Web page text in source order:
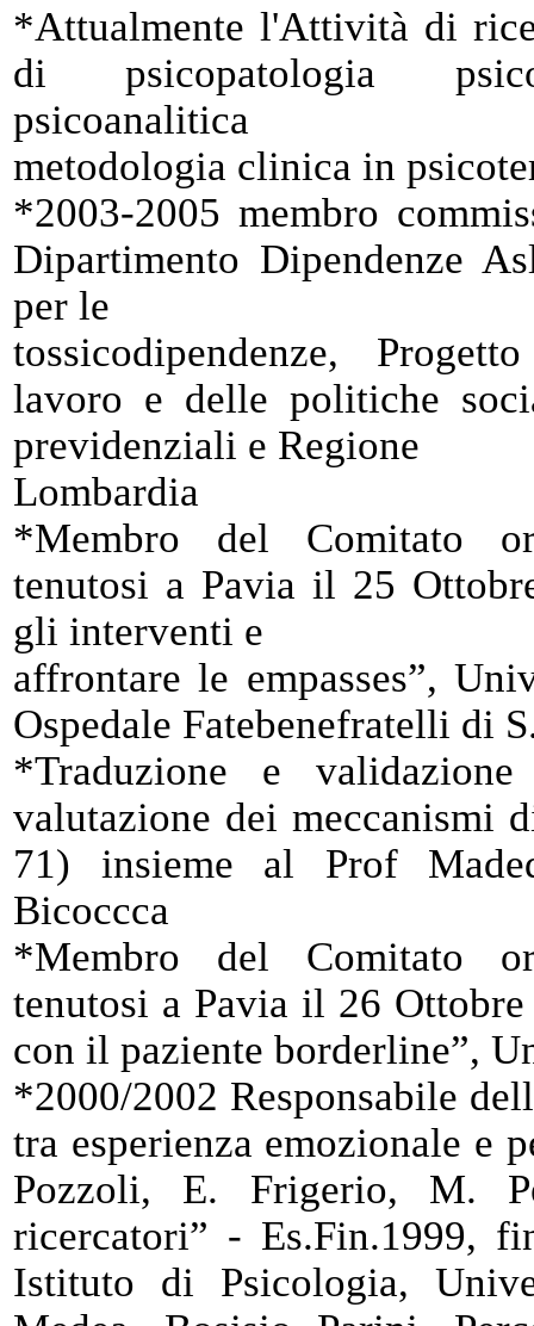
*Attualmente l'Attività di
di psicopatologia
psicoanalitica
metodologia clinica in
*2003-2005 membro
Dipartimento Dipendenze
per le
tossicodipendenze,
lavoro e delle politiche
previdenziali e Regione
Lombardia
*Membro del Comitato
tenutosi a Pavia il 25
gli interventi e
affrontare le empasses”,
Ospedale Fatebenefratelli di
*Traduzione e
valutazione dei meccanismi
71) insieme al Prof
Bicoccca
*Membro del Comitato
tenutosi a Pavia il 26
con il paziente borderline”,
*2000/2002 Responsabile
tra esperienza emozionale e
Pozzoli, E. Frigerio, M.
ricercatori” - Es.Fin.1999,
Istituto di Psicologia,